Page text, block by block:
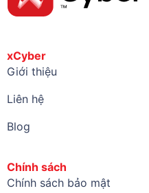
xCyber
Giới thiệu
Liên hệ
Blog
Chính sách
Chính sách bảo mật